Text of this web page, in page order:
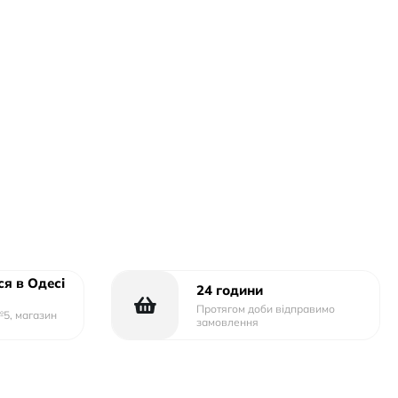
в Одесі
магазин
24 години
Протягом доби відправимо
замовлення